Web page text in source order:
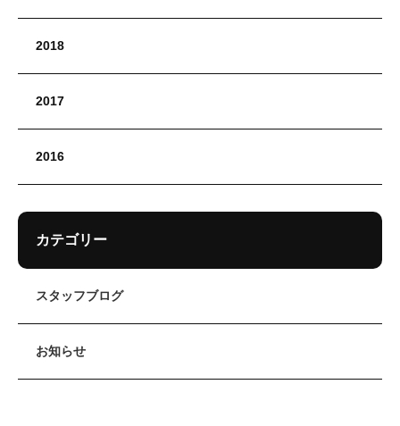
2018
2017
2016
カテゴリー
スタッフブログ
お知らせ